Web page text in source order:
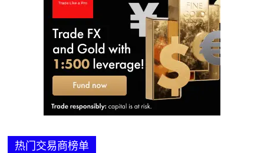
热门交易商榜单